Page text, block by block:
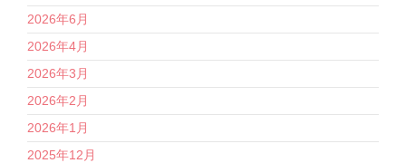
2026年6月
2026年4月
2026年3月
2026年2月
2026年1月
2025年12月